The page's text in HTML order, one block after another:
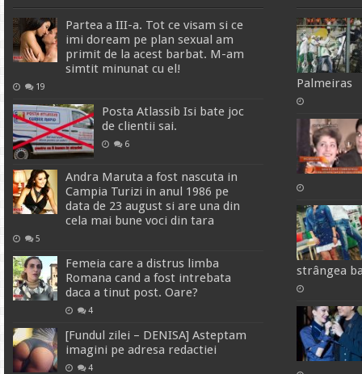
Partea a III-a. Tot ce visam si ce
imi doream pe plan sexual am
primit de la acest barbat. M-am
simtit minunat cu el!
19
Posta Atlassib Isi bate joc
de clientii sai.
6
Andra Maruta a fost nascuta in
Campia Turizi in anul 1986 pe
data de 23 august si are una din
cela mai bune voci din tara
5
Femeia care a distrus limba
Romana cand a fost intrebata
daca a tinut post. Oare?
4
[Fundul zilei – DENISA] Asteptam
imagini pe adresa redactiei
4
Palmeiras
strângea